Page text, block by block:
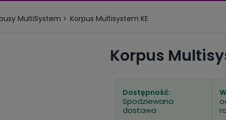
MultiSystem Korpus Multisystem KE
Korpus
Dostępność:
Spodziewana
dostawa